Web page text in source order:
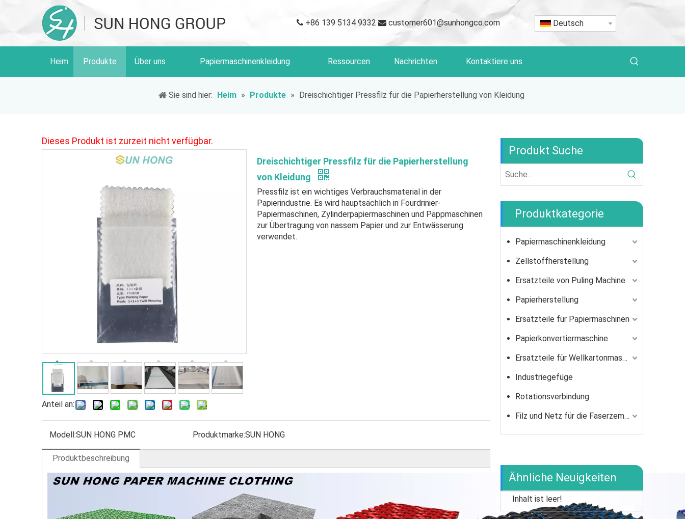
 +86 139 5134 9332  customer601@sunhongco.com Deutsch
Heim Produkte Über uns Papiermaschinenkleidung Ressourcen Nachrichten Kontaktiere uns
Sie sind hier: Heim » Produkte » Dreischichtiger Pressfilz für die Papierherstellung von Kleidung
Dieses Produkt ist zurzeit nicht verfügbar.
Anteil an:
Dreischichtiger Pressfilz für die Papierherstellung
von Kleidung
Pressfilz ist ein wichtiges Verbrauchsmaterial in der
Papierindustrie. Es wird hauptsächlich in Fourdrinier-
Papiermaschinen, Zylinderpapiermaschinen und Pappmaschinen
zur Übertragung von nassem Papier und zur Entwässerung
verwendet.
Modell:SUN HONG PMC Produktmarke:SUN HONG
Produktbeschreibung
Produkt Suche
Produktkategorie
Papiermaschinenkleidung
Zellstoffherstellung
Ersatzteile von Puling Machine
Papierherstellung
Ersatzteile für Papiermaschinen
Papierkonvertiermaschine
Ersatzteile für Wellkartonmaschine für Wellkartonmaschine
Industriegefüge
Rotationsverbindung
Filz und Netz für die Faserzementindustrie
Ähnliche Neuigkeiten
Inhalt ist leer!